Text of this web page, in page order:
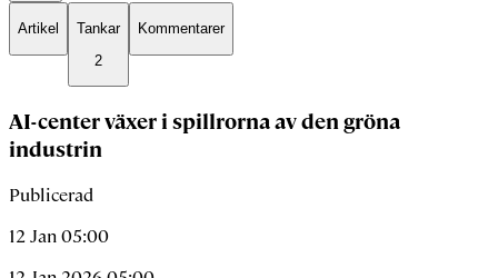
Artikel
Tankar
2
Kommentarer
AI-center växer i spillrorna av den gröna
industrin
Publicerad
12 Jan 05:00